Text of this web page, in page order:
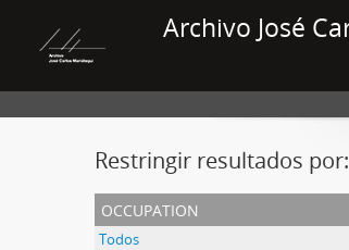
Archivo José
Restringir resultados por:
occupation
Todos